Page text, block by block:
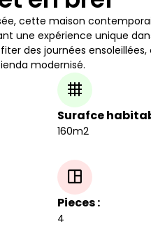
cette maison
une expérience unique
des journées
modernisé.
Surafce
160m2
Pieces :
4